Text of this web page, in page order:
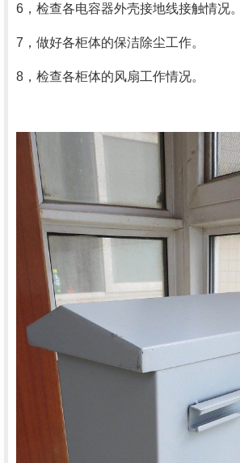
6，检查各电容器外壳接地线接触情况。
7，做好各柜体的保洁除尘工作。
8，检查各柜体的风扇工作情况。